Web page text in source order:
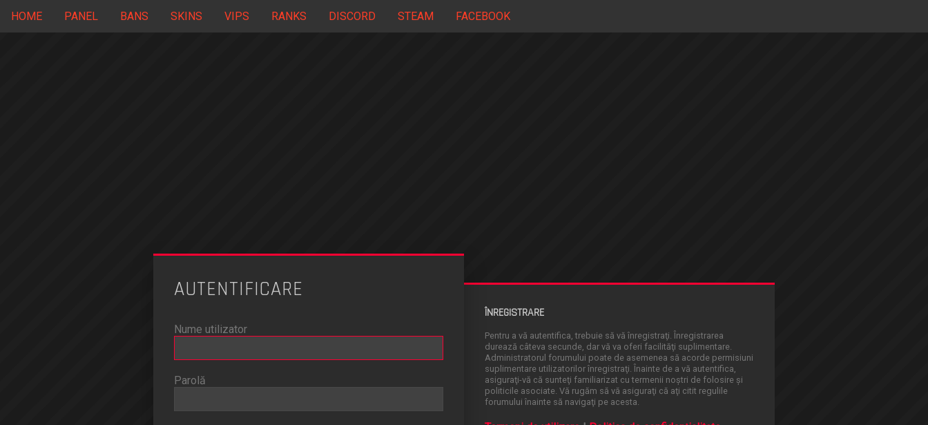
HOME PANEL BANS SKINS VIPS RANKS DISCORD STEAM FACEBOOK
AUTENTIFICARE
Nume utilizator
Parolă
ÎNREGISTRARE
Pentru a vă autentifica, trebuie să vă înregistraţi. Înregistrarea
durează câteva secunde, dar vă va oferi facilităţi suplimentare.
Administratorul forumului poate de asemenea să acorde permisiuni
suplimentare utilizatorilor înregistraţi. Înainte de a vă autentifica,
asiguraţi-vă că sunteţi familiarizat cu termenii noştri de folosire şi
politicile asociate. Vă rugăm să vă asiguraţi că aţi citit regulile
forumului înainte să navigaţi pe acesta.